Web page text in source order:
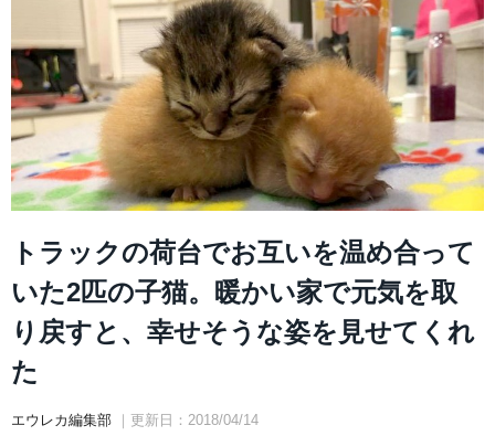
トラックの荷台でお互いを温め合って
いた2匹の子猫。暖かい家で元気を取
り戻すと、幸せそうな姿を見せてくれ
た
エウレカ編集部 ｜更新日：2018/04/14